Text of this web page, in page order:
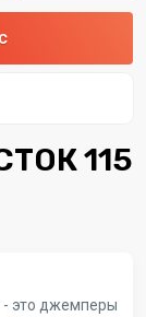
115
- это джемперы